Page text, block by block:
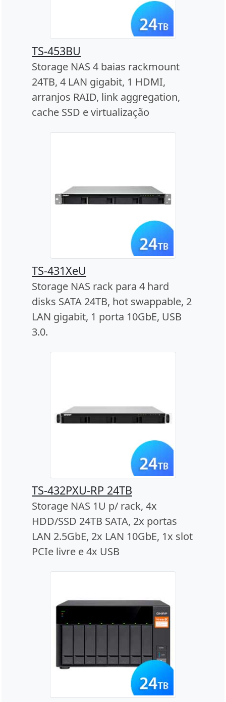
TS-453BU
Storage NAS 4 baias rackmount
24TB, 4 LAN gigabit, 1 HDMI,
arranjos RAID, link aggregation,
cache SSD e virtualização
TS-431XeU
Storage NAS rack para 4 hard
disks SATA 24TB, hot swappable, 2
LAN gigabit, 1 porta 10GbE, USB
3.0.
TS-432PXU-RP 24TB
Storage NAS 1U p/ rack, 4x
HDD/SSD 24TB SATA, 2x portas
LAN 2.5GbE, 2x LAN 10GbE, 1x slot
PCIe livre e 4x USB